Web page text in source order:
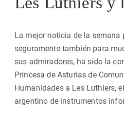
La mejor noticia de la semana
seguramente también para
sus admiradores, ha sido la
Princesa de Asturias de
Humanidades a Les Luthiers,
argentino de instrumentos